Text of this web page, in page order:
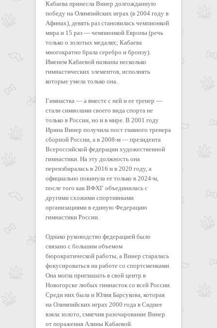
Кабаева принесла Винер долгожданную
победу на Олимпийских играх (в 2004 году в
Афинах), девять раз становилась чемпионкой
мира и 15 раз — чемпионкой Европы (речь
только о золотых медалях; Кабаева
многократно брала серебро и бронзу).
Именем Кабаевой названы несколько
гимнастических элементов, исполнять
которые умела только она.
Гимнастка — а вместе с ней и ее тренер —
стали символами своего вида спорта не
только в России, но и в мире. В 2001 году
Ирина Винер получила пост главного тренера
сборной России, а в 2008-м — президента
Всероссийской федерации художественной
гимнастики. На эту должность она
переизбиралась в 2016 и в 2020 году, а
официально покинула ее только в 2024-м,
после того как ВФХГ объединилась с
другими схожими спортивными
организациями в единую Федерацию
гимнастики России.
Однако руководство федерацией было
связано с большим объемом
бюрократической работы, а Винер старалась
фокусироваться на работе со спортсменками.
Она могла приглашать в свой центр в
Новогорске любых гимнасток со всей России.
Среди них была и Юлия Барсукова, которая
на Олимпийских играх 2000 года в Сиднее
взяла золото, смягчив разочарование Винер
от поражения Алины Кабаевой.